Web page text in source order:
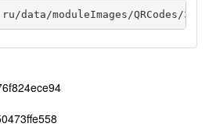
moduleImages/QRCodes/343/